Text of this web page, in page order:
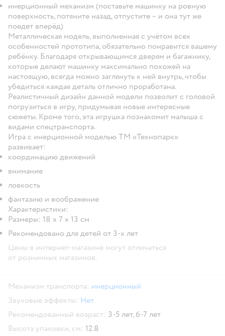
инерционный механизм (поставьте машинку на ровную
поверхность, потяните назад, отпустите – и она тут же
поедет вперёд)
Металлическая модель, выполненная с учётом всех
особенностей прототипа, обязательно понравится вашему
ребёнку. Благодаря открывающимся дверям и багажнику,
которые делают машинку максимально похожей на
настоящую, всегда можно заглянуть к ней внутрь, чтобы
убедиться каждая деталь отлично проработана.
Реалистичный дизайн данной модели позволит с головой
погрузиться в игру, придумывая новые интересные
сюжеты. Кроме того, эта игрушка познакомит малыша с
видами спецтранспорта.
Игра с инерционной моделью ТМ «Технопарк»
развивает:
координацию движений
внимание
ловкость
фантазию и воображение
Характеристики:
Размеры: 18 x 7 x 13 см
Рекомендовано для детей от 3-х лет
Цены в интернет-магазине могут отличаться
от розничных магазинов.
Механизм транспорта: инерционный
Звуковые эффекты: Нет
Рекомендованный возраст: 3-5 лет, 6-7 лет
Высота упаковки, см: 12.8